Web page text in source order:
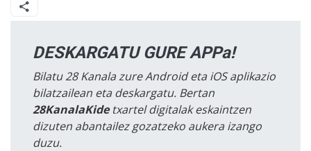
DESKARGATU GURE APPa!
Bilatu 28 Kanala zure Android eta iOS aplikazio
bilatzailean eta deskargatu. Bertan
28KanalaKidetxartel digitalak eskaintzen
dizuten abantailez gozatzeko aukera izango
duzu.